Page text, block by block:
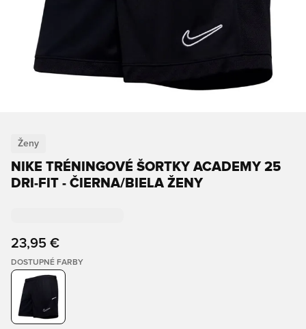
Ženy
NIKE TRÉNINGOVÉ ŠORTKY ACADEMY 25
DRI-FIT - ČIERNA/BIELA ŽENY
23,95 €
DOSTUPNÉ FARBY